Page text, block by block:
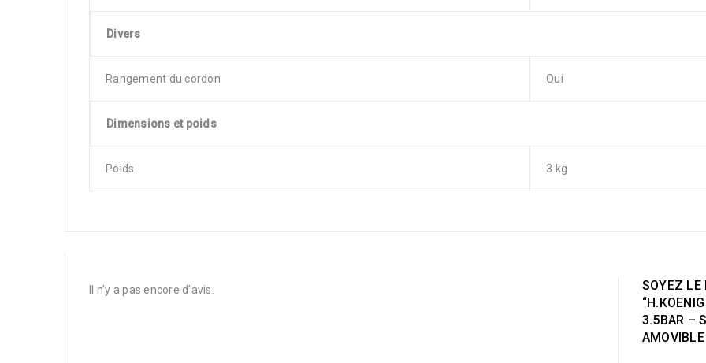
Divers
Rangement du cordon Oui
Dimensions et poids
Poids 3 kg
Il n’y a pas encore d’avis.
SOYEZ LE
3.5BAR –